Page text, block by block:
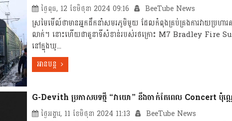
ថ្ងៃពុធ, 12 ខែមិថុនា 2024 09:16 BeeTube News
ស្រមៃមើល៍ថាមានអ្នកដឹកនាំសមរភូមិមួយ ដែលកំពុងគ្រប់គ្រងការវាយប្រហា
លាក់។ នោះហើយជាតួនាទីសំខាន់របស់រថក្រោះ M7 Bradley Fire
នៅក្នុងឃ្...
អានបន្ត
G-Devith ប្រកាសបទថ្មី “វាយោ” នឹងចាក់តែពេល Concert ប៉ុណ្
ថ្ងៃអង្គារ, 11 ខែមិថុនា 2024 11:13 BeeTube News